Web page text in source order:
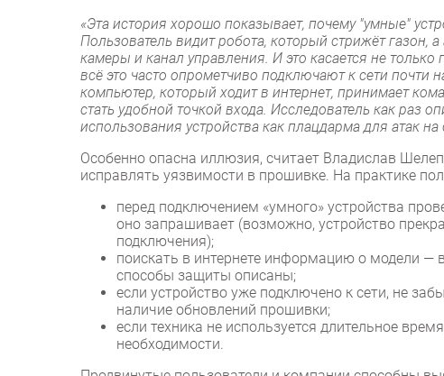
«Эта история хорошо показывает, почему "умные"
Пользователь видит робота, который стрижёт газон,
камеры и канал управления. И это касается не
всё это часто опрометчиво подключают к сети почти
компьютер, который ходит в интернет, принимает
стать удобной точкой входа. Исследователь как раз
использования устройства как плацдарма для атак на
Особенно опасна иллюзия, считает Владислав
исправлять уязвимости в прошивке. На практике
перед подключением «умного» устройства
оно запрашивает (возможно, устройство
подключения);
поискать в интернете информацию о модели —
способы защиты описаны;
если устройство уже подключено к сети, не
наличие обновлений прошивки;
если техника не используется длительное
необходимости.